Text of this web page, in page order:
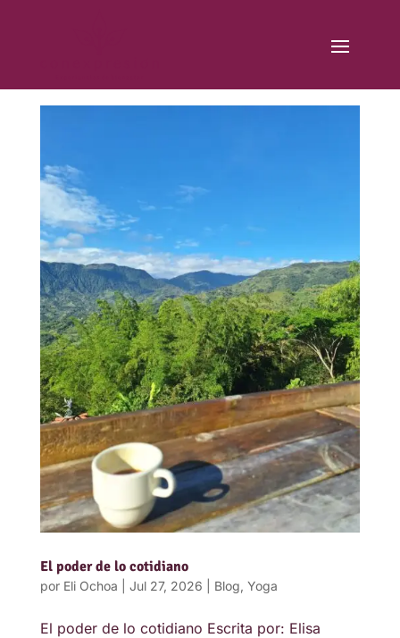
El poder de lo cotidiano
por Eli Ochoa Jul 27, 2026 Blog, Yoga
El poder de lo cotidiano Escrita por: Elisa